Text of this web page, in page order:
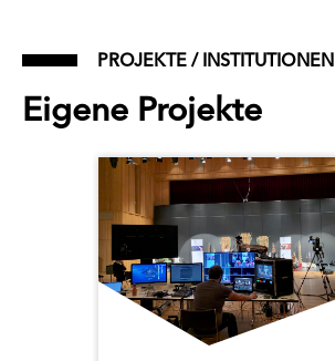
PROJEKTE / INSTITUTIONEN
Eigene Projekte